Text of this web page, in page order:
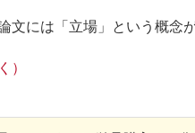
には「立場」という概念
）